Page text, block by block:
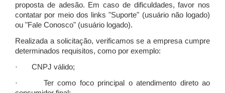
proposta de adesão. Em caso de dificuldades, favor nos
contatar por meio dos links "Suporte" (usuário não logado)
ou "Fale Conosco" (usuário logado).
Realizada a solicitação, verificamos se a empresa cumpre
determinados requisitos, como por exemplo:
· CNPJ válido;
· Ter como foco principal o atendimento direto ao